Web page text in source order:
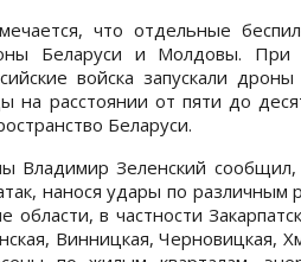
что отдельные
Беларуси и Молдовы. При
войска запускали
на расстоянии от пяти до
Беларуси.
Владимир Зеленский сообщил,
нанося удары по
области, в частности
Винницкая, Черновицкая,